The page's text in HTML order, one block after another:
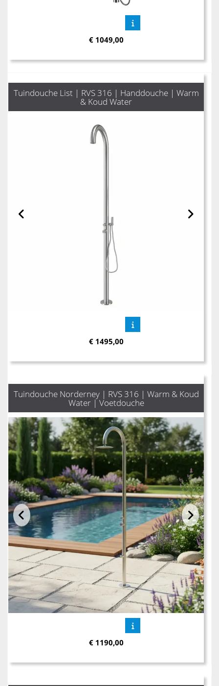
€ 1049,00
Tuindouche List | RVS 316 | Handdouche | Warm
& Koud Water
€ 1495,00
Tuindouche Norderney | RVS 316 | Warm & Koud
Water | Voetdouche
€ 1190,00